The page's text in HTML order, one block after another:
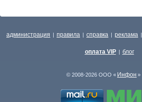
администрация | правила | справка | реклама |
оплата VIP | блог
© 2008-2026 ООО « Инфон »